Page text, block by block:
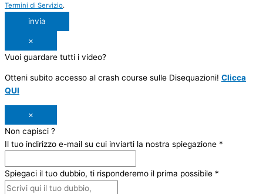
Termini di Servizio.
invia
×
Vuoi guardare tutti i video?
Otteni subito accesso al crash course sulle Disequazioni! Clicca
QUI
×
Non capisci ?
Il tuo indirizzo e-mail su cui inviarti la nostra spiegazione *
Spiegaci il tuo dubbio, ti risponderemo il prima possibile *